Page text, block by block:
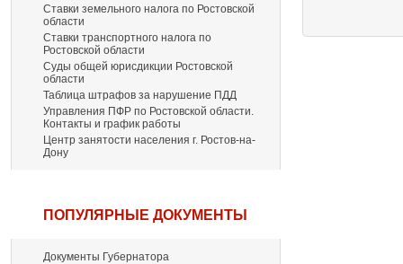
Ставки земельного налога по Ростовской
области
Ставки транспортного налога по
Ростовской области
Суды общей юрисдикции Ростовской
области
Таблица штрафов за нарушение ПДД
Управления ПФР по Ростовской области.
Контакты и график работы
Центр занятости населения г. Ростов-на-
Дону
ПОПУЛЯРНЫЕ ДОКУМЕНТЫ
Документы Губернатора